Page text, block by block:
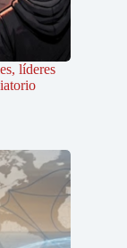
líderes